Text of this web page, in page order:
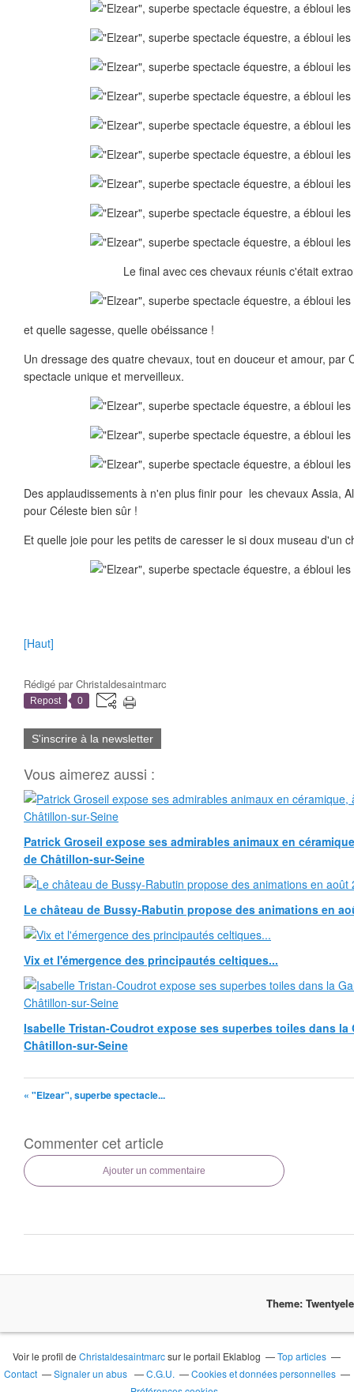
Le final avec ces chevaux réunis c'était
et quelle sagesse, quelle obéissance !
Un dressage des quatre chevaux, tout en douceur et amour, par
spectacle unique et merveilleux.
Des applaudissements à n'en plus finir pour les chevaux Assia,
pour Céleste bien sûr !
Et quelle joie pour les petits de caresser le si doux museau d'un
[Haut]
Rédigé parChristaldesaintmarc
Repost 0
S'inscrire à la newsletter
Vous aimerez aussi :
Patrick Groseil expose ses admirables animaux en
de Châtillon-sur-Seine
Le château de Bussy-Rabutin propose des animations en
Vix et l'émergence des principautés celtiques...
Isabelle Tristan-Coudrot expose ses superbes toiles dans la
Châtillon-sur-Seine
« "Elzear", superbe spectacle...
Commenter cet article
Ajouter un commentaire
Theme:
Voir le profil deChristaldesaintmarcsur le portail Eklablog
Top articles
Contact
Signaler un abus C.G.U.
Cookies et données personnelles